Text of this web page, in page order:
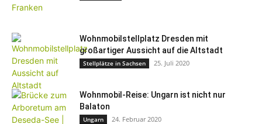
Wohnmobilstellplatz Dresden mit
großartiger Aussicht auf die Altstadt
Stellplätze in Sachsen 25. Juli 2020
Wohnmobil-Reise: Ungarn ist nicht nur
Balaton
Ungarn 24. Februar 2020